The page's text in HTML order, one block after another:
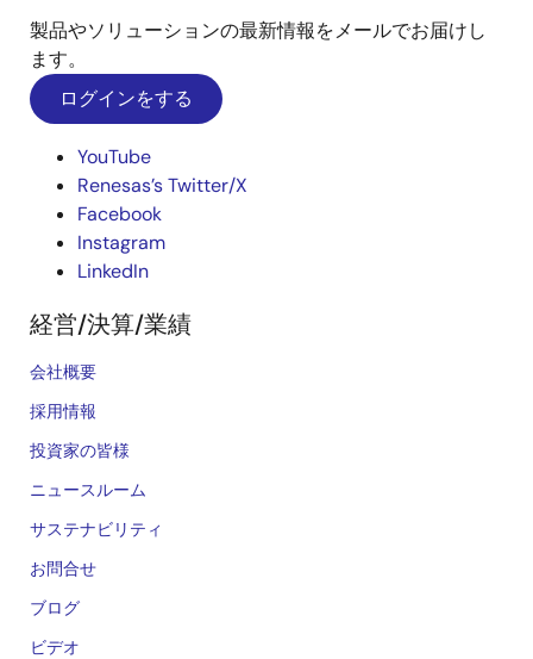
製品やソリューションの最新情報をメールでお届けし
ます。
ログインをする
YouTube
Renesas’s Twitter/X
Facebook
Instagram
LinkedIn
経営/決算/業績
会社概要
採用情報
投資家の皆様
ニュースルーム
サステナビリティ
お問合せ
ブログ
ビデオ